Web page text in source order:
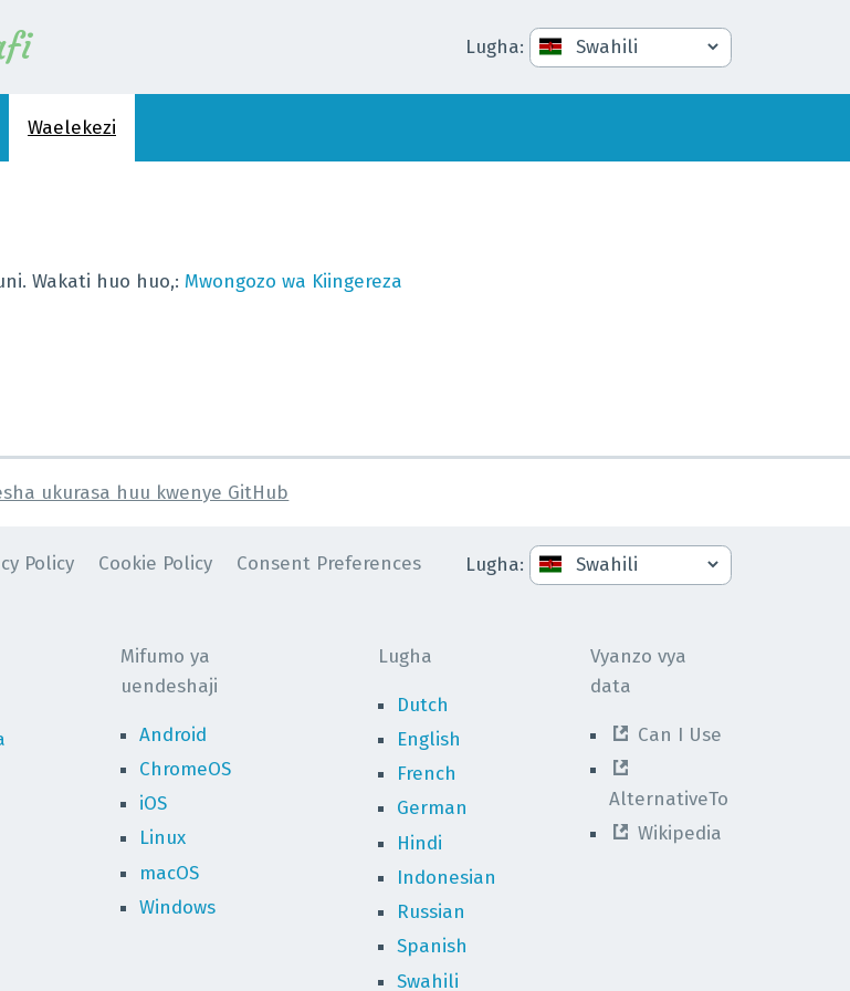
Lugha:
Waelekezi
Wakati huo huo,: Mwongozo wa Kiingereza
ukurasa huu kwenye GitHub
Policy Cookie Policy Consent Preferences Lugha:
Mifumo ya
uendeshaji
Android
ChromeOS
iOS
Linux
macOS
Windows
Lugha
Dutch
English
French
German
Hindi
Indonesian
Russian
Spanish
Swahili
Vyanzo vya
data
Can I Use
AlternativeTo
Wikipedia